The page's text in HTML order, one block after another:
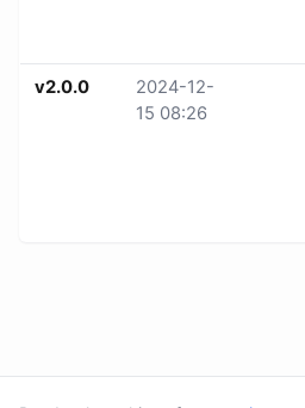
v2.0.0
2024-12-
15 08:26